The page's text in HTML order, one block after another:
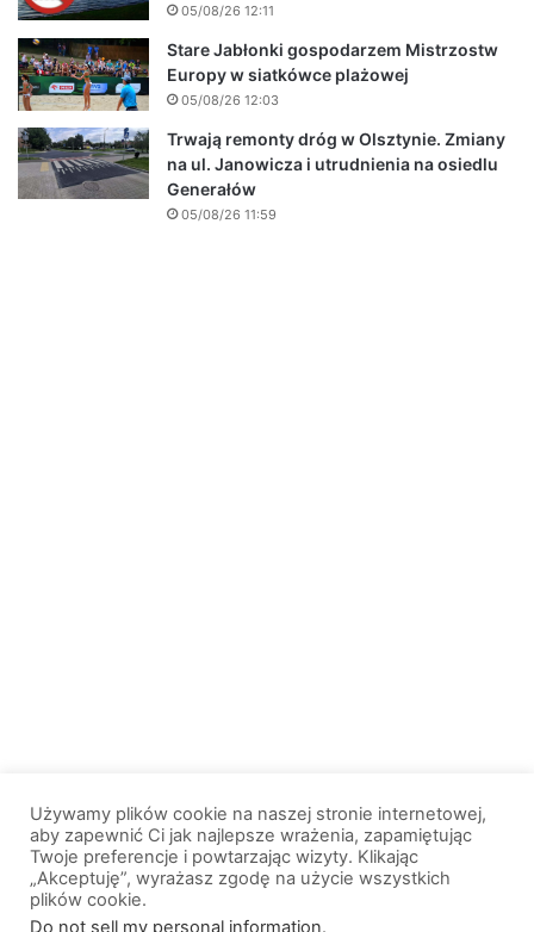
05/08/26 12:11
Stare Jabłonki gospodarzem Mistrzostw
Europy w siatkówce plażowej
05/08/26 12:03
Trwają remonty dróg w Olsztynie. Zmiany
na ul. Janowicza i utrudnienia na osiedlu
Generałów
05/08/26 11:59
© 2013-2026, All Rights Reserved. Wszelkie prawa zastrzeżone. |
Używamy plików cookie na naszej stronie internetowej,
aby zapewnić Ci jak najlepsze wrażenia, zapamiętując
Twoje preferencje i powtarzając wizyty. Klikając
„Akceptuję”, wyrażasz zgodę na użycie wszystkich
plików cookie.
Do not sell my personal information.